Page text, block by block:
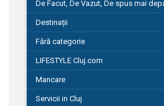
De Facut, De Vazut, De spus mai
Destinații
Fără categorie
LIFESTYLE Cluj.com
Mancare
Servicii in Cluj